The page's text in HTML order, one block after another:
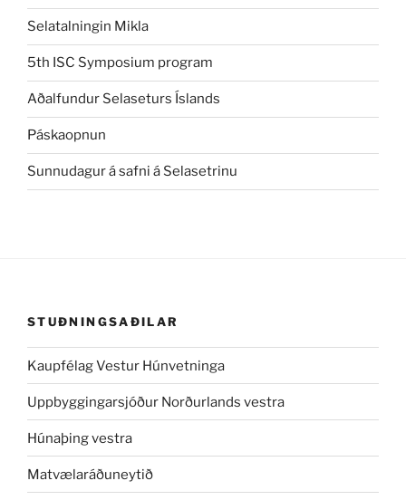
Selatalningin Mikla
5th ISC Symposium program
Aðalfundur Selaseturs Íslands
Páskaopnun
Sunnudagur á safni á Selasetrinu
STUÐNINGSAÐILAR
Kaupfélag Vestur Húnvetninga
Uppbyggingarsjóður Norðurlands vestra
Húnaþing vestra
Matvælaráðuneytið